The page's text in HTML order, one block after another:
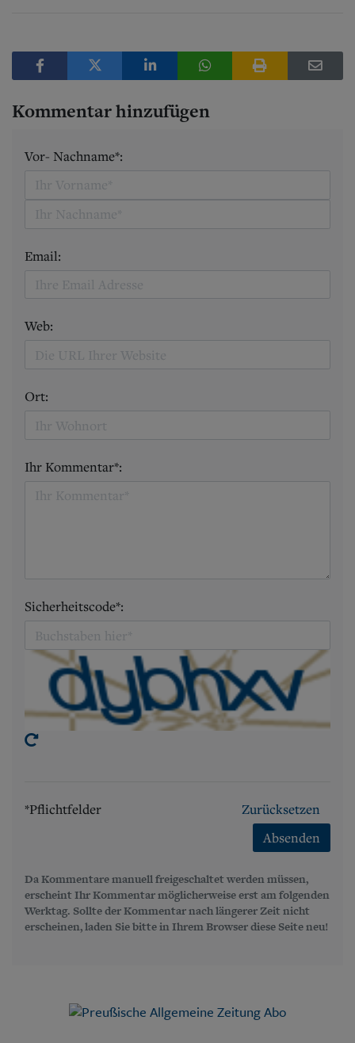
Kommentar hinzufügen
Vor- Nachname*:
Email:
Web:
Ort:
Ihr Kommentar*:
Sicherheitscode*:
*Pflichtfelder
Zurücksetzen
Absenden
Da Kommentare manuell freigeschaltet werden müssen,
erscheint Ihr Kommentar möglicherweise erst am folgenden
Werktag. Sollte der Kommentar nach längerer Zeit nicht
erscheinen, laden Sie bitte in Ihrem Browser diese Seite neu!